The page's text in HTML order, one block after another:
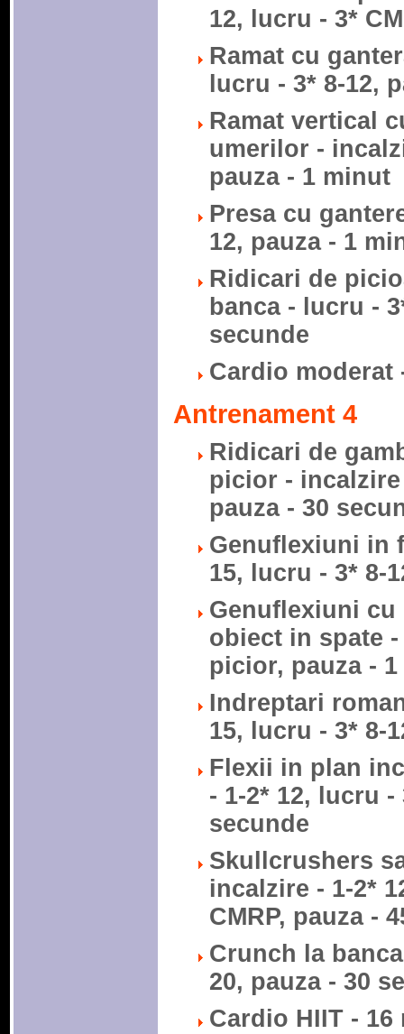
12, lucru - 3*
Ramat cu
lucru - 3* 8-12,
Ramat vertical
umerilor -
pauza - 1 minut
Presa cu
12, pauza - 1
Ridicari de
banca - lucru -
secunde
Cardio moderat
Antrenament 4
Ridicari de
picior - incalzire
pauza - 30
Genuflexiuni in
15, lucru - 3* 8-
Genuflexiuni
obiect in spate
picior, pauza -
Indreptari
15, lucru - 3* 8-
Flexii in plan
- 1-2* 12, lucru -
secunde
Skullcrushers
incalzire - 1-2*
CMRP, pauza -
Crunch la
20, pauza - 30
Cardio HIIT - 16